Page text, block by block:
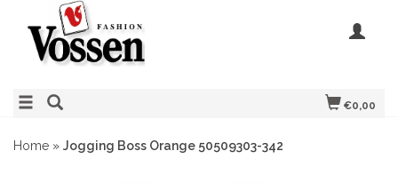
€0,00
Home » Jogging Boss Orange 50509303-342